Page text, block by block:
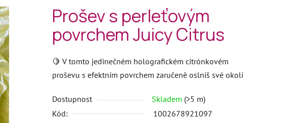
Prošev s perleťovým
povrchem Juicy Citrus
🍋 V tomto jedinečném holografickém citrónkovém
proševu s efektním povrchem zaručeně oslníš své okolí
Dostupnost Skladem (>5 m)
Kód:
1002678921097